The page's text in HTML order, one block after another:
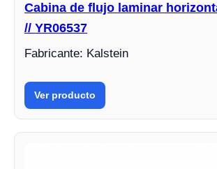
Cabina de flujo laminar
// YR06537
Fabricante: Kalstein
Ver producto